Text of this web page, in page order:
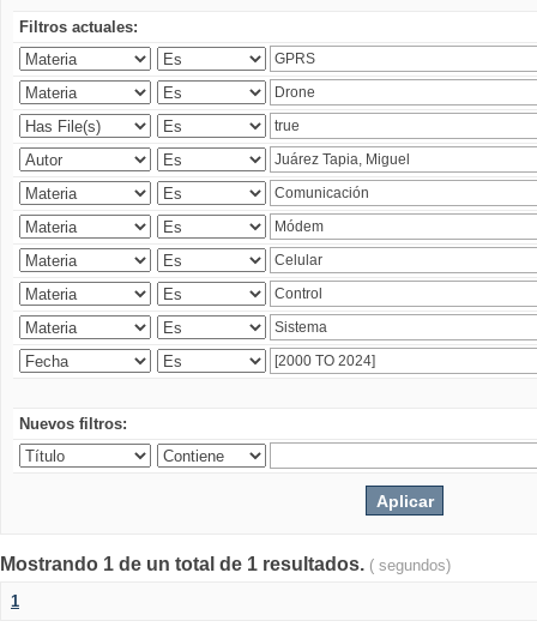
Filtros actuales:
Nuevos filtros:
Mostrando 1 de un total de 1 resultados. ( segundos)
1